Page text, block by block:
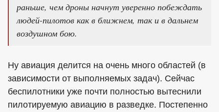
раньше, чем дроны начнут уверенно побеждать
людей-пилотов как в ближнем, так и в дальнем
воздушном бою.
Ну авиация делится на очень много областей (в
зависимости от выполняемых задач). Сейчас
беспилотники уже почти полностью вытеснили
пилотируемую авиацию в разведке. Постепенно